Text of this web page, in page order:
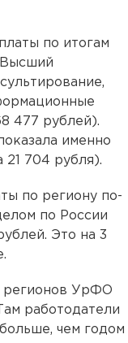
по итогам
477 рублей).
именно
21 704 рубля).
по региону по-
по России
Это на 3
регионов УрФО
работодатели
чем годом